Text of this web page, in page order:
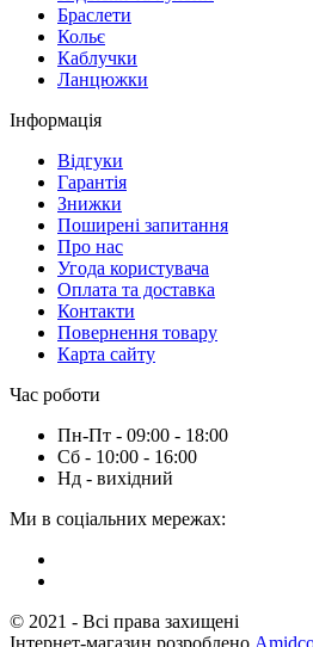
Браслети
Кольє
Каблучки
Ланцюжки
Інформація
Вiдгуки
Гарантія
Знижки
Поширені запитання
Про нас
Угода користувача
Оплата та доставка
Контакти
Повернення товару
Карта сайту
Час роботи
Пн-Пт - 09:00 - 18:00
Сб - 10:00 - 16:00
Нд - вихiдний
Ми в соціальних мережах:
© 2021 - Всі права захищені
Інтернет-магазин розроблено